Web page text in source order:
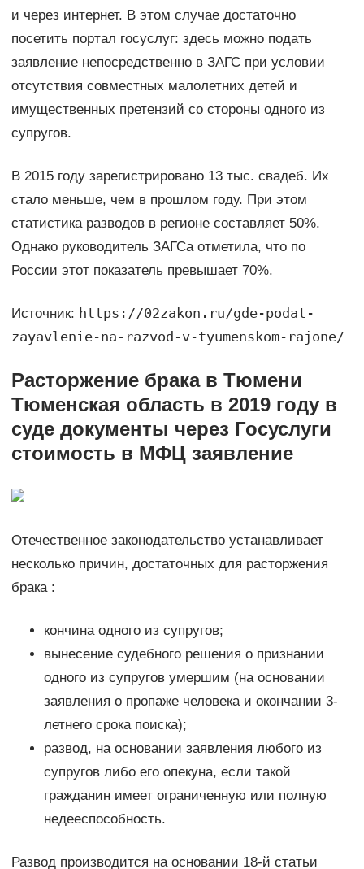
и через интернет. В этом случае достаточно
посетить портал госуслуг: здесь можно подать
заявление непосредственно в ЗАГС при условии
отсутствия совместных малолетних детей и
имущественных претензий со стороны одного из
супругов.
В 2015 году зарегистрировано 13 тыс. свадеб. Их
стало меньше, чем в прошлом году. При этом
статистика разводов в регионе составляет 50%.
Однако руководитель ЗАГСа отметила, что по
России этот показатель превышает 70%.
Источник: https://02zakon.ru/gde-podat-
zayavlenie-na-razvod-v-tyumenskom-rajone/
Расторжение брака в Тюмени
Тюменская область в 2019 году в
суде документы через Госуслуги
стоимость в МФЦ заявление
Отечественное законодательство устанавливает
несколько причин, достаточных для расторжения
брака :
кончина одного из супругов;
вынесение судебного решения о признании
одного из супругов умершим (на основании
заявления о пропаже человека и окончании 3-
летнего срока поиска);
развод, на основании заявления любого из
супругов либо его опекуна, если такой
гражданин имеет ограниченную или полную
недееспособность.
Развод производится на основании 18-й статьи